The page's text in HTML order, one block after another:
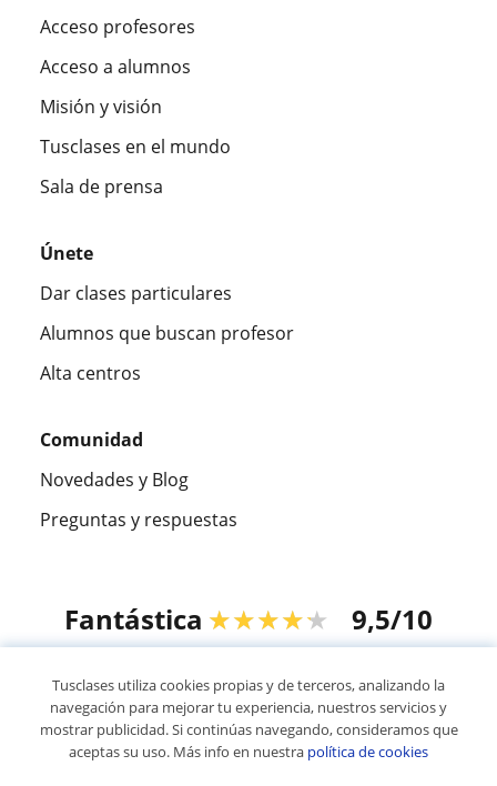
Acceso profesores
Acceso a alumnos
Misión y visión
Tusclases en el mundo
Sala de prensa
Únete
Dar clases particulares
Alumnos que buscan profesor
Alta centros
Comunidad
Novedades y Blog
Preguntas y respuestas
Fantástica ★★★★★ 9,5/10
© 2007 - 2026 Tusclases.pe
Tusclases utiliza cookies propias y de terceros, analizando la
navegación para mejorar tu experiencia, nuestros servicios y
mostrar publicidad. Si continúas navegando, consideramos que
aceptas su uso. Más info en nuestra política de cookies